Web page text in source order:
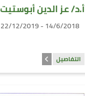
أ.د/ عز الدين أبوستيت
14/6/2018 - 22/12/2019
التفاصيل